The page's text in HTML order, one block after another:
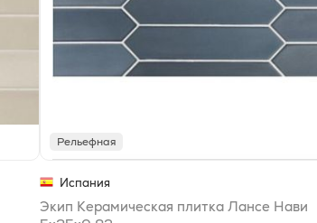
Рельефная
Испания
Экип Керамическая плитка Лансе Нави